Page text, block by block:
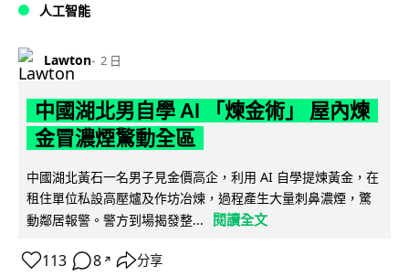
人工智能
Lawton 2 日
中國湖北男自學 AI 「煉金術」 屋內煉
金冒濃煙驚動全區
中國湖北黃石一名男子見金價高企，利用 AI 自學提煉黃金，在
租住單位私設高壓爐及作坊冶煉，過程產生大量刺鼻濃煙，驚
動鄰居報警。警方到場揭發整...
閱讀全文
113 8 ↗ 分享